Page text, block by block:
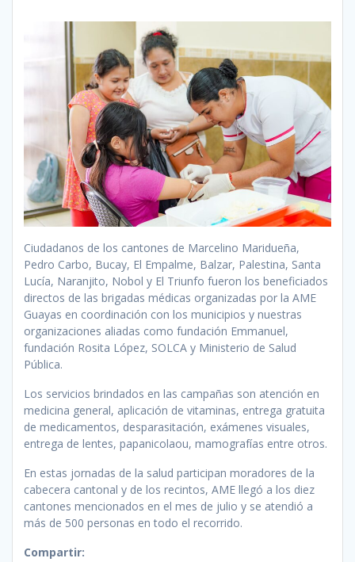
Ciudadanos de los cantones de Marcelino Maridueña,
Pedro Carbo, Bucay, El Empalme, Balzar, Palestina, Santa
Lucía, Naranjito, Nobol y El Triunfo fueron los beneficiados
directos de las brigadas médicas organizadas por la AME
Guayas en coordinación con los municipios y nuestras
organizaciones aliadas como fundación Emmanuel,
fundación Rosita López, SOLCA y Ministerio de Salud
Pública.
Los servicios brindados en las campañas son atención en
medicina general, aplicación de vitaminas, entrega gratuita
de medicamentos, desparasitación, exámenes visuales,
entrega de lentes, papanicolaou, mamografías entre otros.
En estas jornadas de la salud participan moradores de la
cabecera cantonal y de los recintos, AME llegó a los diez
cantones mencionados en el mes de julio y se atendió a
más de 500 personas en todo el recorrido.
Compartir: